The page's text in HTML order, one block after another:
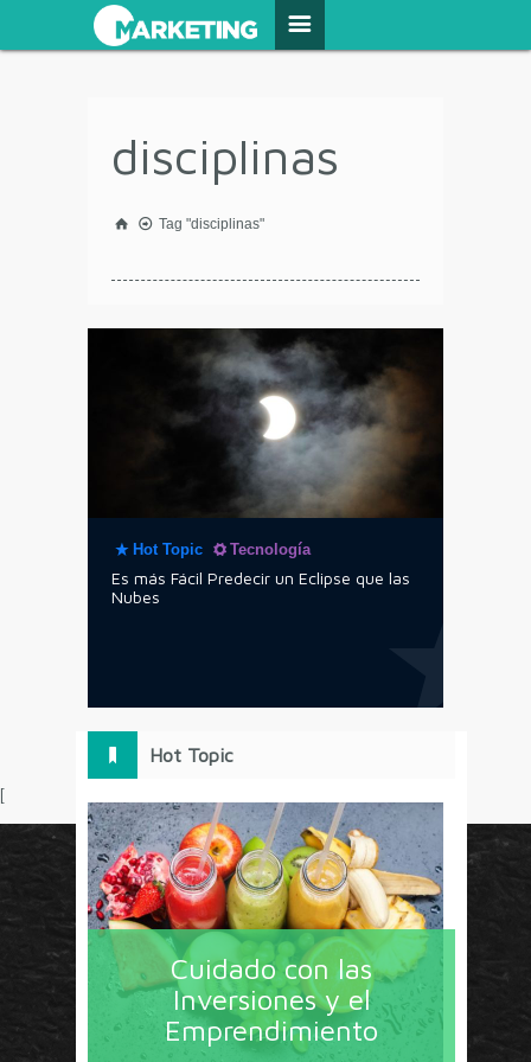
disciplinas
Tag "disciplinas"
Hot Topic Tecnología
Es más Fácil Predecir un Eclipse que las
Nubes
Hot Topic
Cuidado con las
Inversiones y el
Emprendimiento
[
Circulo Marketing concentra lo último en estrategias,
herramientas y tendencias con un enfoque en México
y América Latina. La revista contiene lo imprescindible
en tecnología, nuevas herramientas, liderazgo, redes
sociales y nuevas ideas en marketing. Los contenidos
están escritos por líderes de negocios y dirigidos hacia